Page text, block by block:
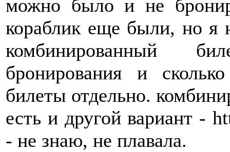
можно было и не
кораблик еще были, но я
комбинированный
бронирования и
билеты отдельно.
есть и другой вариант -
- не знаю, не плавала.